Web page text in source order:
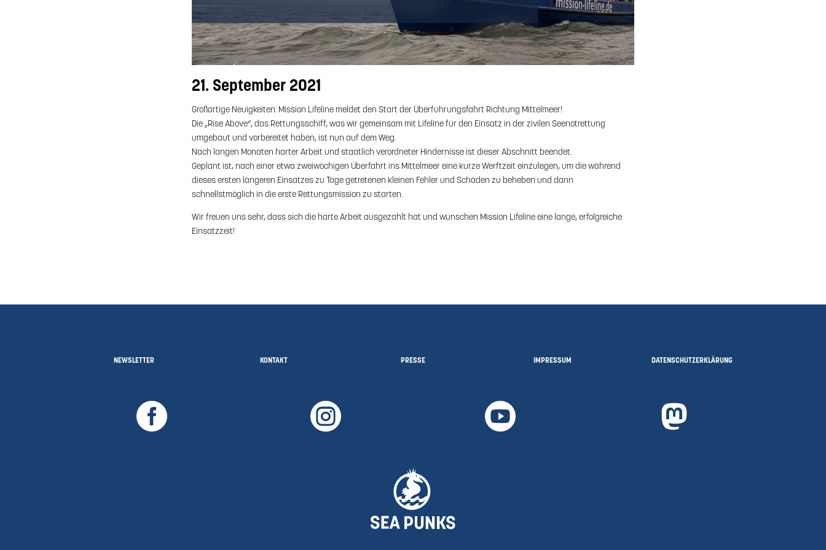
21. September 2021
Großartige Neuigkeiten: Mission Lifeline meldet den Start der Überführungsfahrt Richtung Mittelmeer!
Die „Rise Above“, das Rettungsschiff, was wir gemeinsam mit Lifeline für den Einsatz in der zivilen Seenotrettung
umgebaut und vorbereitet haben, ist nun auf dem Weg.
Nach langen Monaten harter Arbeit und staatlich verordneter Hindernisse ist dieser Abschnitt beendet.
Geplant ist, nach einer etwa zweiwöchigen Überfahrt ins Mittelmeer eine kurze Werftzeit einzulegen, um die während
dieses ersten längeren Einsatzes zu Tage getretenen kleinen Fehler und Schäden zu beheben und dann
schnellstmöglich in die erste Rettungsmission zu starten.
Wir freuen uns sehr, dass sich die harte Arbeit ausgezahlt hat und wünschen Mission Lifeline eine lange, erfolgreiche
Einsatzzeit!
NEWSLETTER KONTAKT PRESSE IMPRESSUM DATENSCHUTZERKLÄRUNG
   